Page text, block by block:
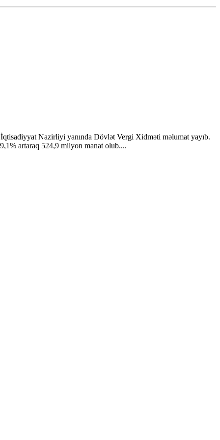
Nazirliyi yanında Dövlət Vergi Xidməti məlumat yayıb.
artaraq 524,9 milyon manat olub....